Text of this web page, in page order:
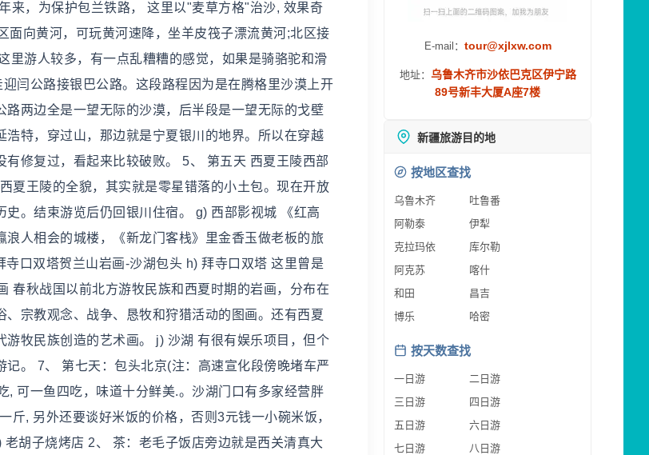
来，为保护包兰铁路， 这里以"麦草方格"治沙, 效果奇
向黄河，可玩黄河速降，坐羊皮筏子漂流黄河;北区接
里游人较多，有一点乱糟糟的感觉，如果是骑骆驼和滑
闫公路接银巴公路。这段路程因为是在腾格里沙漠上开
两边全是一望无际的沙漠，后半段是一望无际的戈壁
特，穿过山，那边就是宁夏银川的地界。所以在穿越
修复过，看起来比较破败。 5、 第五天 西夏王陵西部
夏王陵的全貌，其实就是零星错落的小土包。现在开放
。结束游览后仍回银川住宿。 g) 西部影视城 《红高
人相会的城楼，《新龙门客栈》里金香玉做老板的旅
口双塔贺兰山岩画-沙湖包头 h) 拜寺口双塔 这里曾是
春秋战国以前北方游牧民族和西夏时期的岩画，分布在
宗教观念、战争、恳牧和狩猎活动的图画。还有西夏
牧民族创造的艺术画。 j) 沙湖 有很有娱乐项目，但个
。 7、 第七天：包头北京(注：高速宣化段傍晚堵车严
, 可一鱼四吃，味道十分鲜美.。沙湖门口有多家经营胖
, 另外还要谈好米饭的价格，否则3元钱一小碗米饭，
胡子烧烤店 2、 茶：老毛子饭店旁边就是西关清真大
E-mail： tour@xjlxw.com
地址： 乌鲁木齐市沙依巴克区伊宁路
89号新丰大厦A座7楼
新疆旅游目的地
按地区查找
乌鲁木齐
吐鲁番
阿勒泰
伊犁
克拉玛依
库尔勒
阿克苏
喀什
和田
昌吉
博乐
哈密
按天数查找
一日游
二日游
三日游
四日游
五日游
六日游
七日游
八日游